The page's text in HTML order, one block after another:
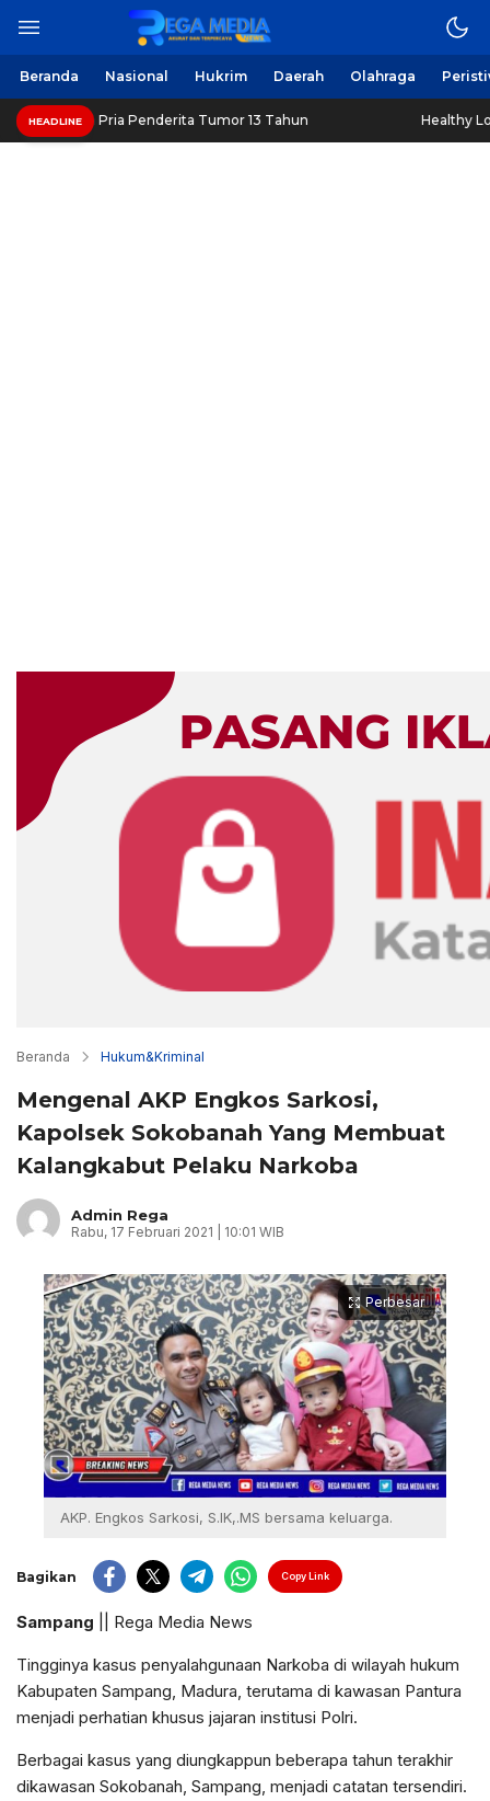
Beranda Nasional Hukrim Daerah Olahraga
HEADLINE
Pria Penderita Tumor 13 Tahun Healthy Long Life
Beranda Hukum&Kriminal
Mengenal AKP Engkos Sarkosi,
Kapolsek Sokobanah Yang Membuat
Kalangkabut Pelaku Narkoba
Admin Rega
Rabu, 17 Februari 2021 | 10:01 WIB
Perbesar
AKP. Engkos Sarkosi, S.IK,.MS bersama keluarga.
Bagikan Copy Link
Sampang || Rega Media News
Tingginya kasus penyalahgunaan Narkoba di wilayah hukum
Kabupaten Sampang, Madura, terutama di kawasan Pantura
menjadi perhatian khusus jajaran institusi Polri.
Berbagai kasus yang diungkappun beberapa tahun terakhir
dikawasan Sokobanah, Sampang, menjadi catatan tersendiri.